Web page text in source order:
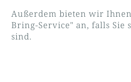
Außerdem bieten wir
Bring-Service" an, falls Sie
sind.